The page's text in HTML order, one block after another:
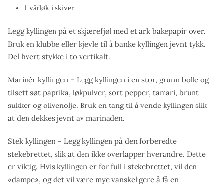
1 vårløk i skiver
Legg kyllingen på et skjærefjøl med et ark bakepapir over.
Bruk en klubbe eller kjevle til å banke kyllingen jevnt tykk.
Del hvert stykke i to vertikalt.
Marinér kyllingen – Legg kyllingen i en stor, grunn bolle og
tilsett søt paprika, løkpulver, sort pepper, tamari, brunt
sukker og olivenolje. Bruk en tang til å vende kyllingen slik
at den dekkes jevnt av marinaden.
Stek kyllingen – Legg kyllingen på den forberedte
stekebrettet, slik at den ikke overlapper hverandre. Dette
er viktig. Hvis kyllingen er for full i stekebrettet, vil den
«dampe», og det vil være mye vanskeligere å få en